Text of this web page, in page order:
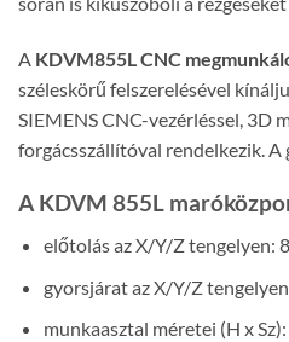
A KDVM855L CNC
széleskörű felszerelésével
SIEMENS CNC-vezérléssel, 3D
forgácsszállítóval rendelkezik. A
A KDVM 855L
előtolás az X/Y/Z tengelyen:
gyorsjárat az X/Y/Z
munkaasztal méretei (H x